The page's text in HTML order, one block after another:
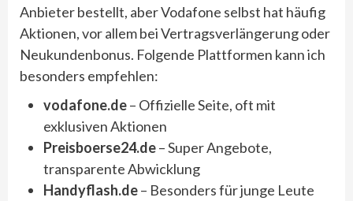
Anbieter bestellt, aber Vodafone selbst hat häufig
Aktionen, vor allem bei Vertragsverlängerung oder
Neukundenbonus. Folgende Plattformen kann ich
besonders empfehlen:
vodafone.de– Offizielle Seite, oft mit
exklusiven Aktionen
Preisboerse24.de– Super Angebote,
transparente Abwicklung
Handyflash.de– Besonders für junge Leute